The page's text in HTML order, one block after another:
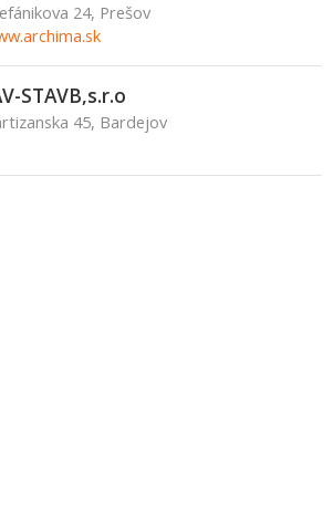
24, Prešov
STAVB,s.r.o
45, Bardejov